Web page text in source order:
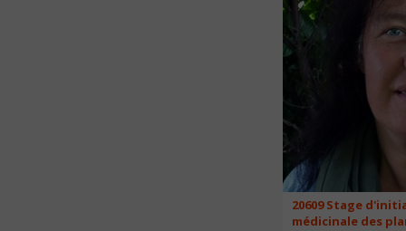
20609 Stage
médicinale des